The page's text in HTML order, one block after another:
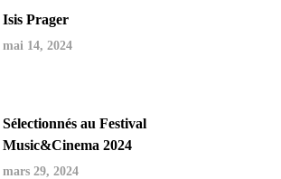
Isis Prager
mai 14, 2024
Sélectionnés au Festival
Music&Cinema 2024
mars 29, 2024